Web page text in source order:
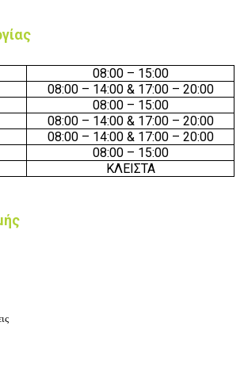
08:00 – 15:00
08:00 – 14:00 & 17:00 – 20:00
08:00 – 15:00
08:00 – 14:00 & 17:00 – 20:00
08:00 – 14:00 & 17:00 – 20:00
08:00 – 15:00
ΚΛΕΙΣΤΑ